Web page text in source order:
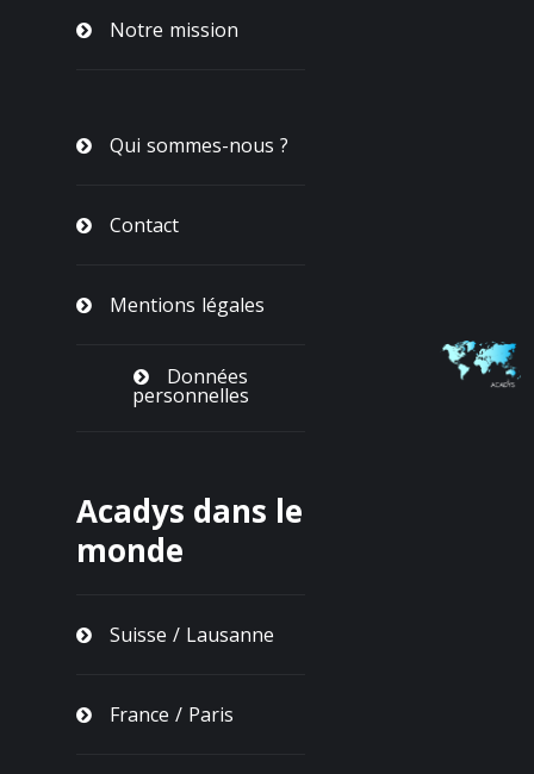
Notre mission
Qui sommes-nous ?
Contact
Mentions légales
Données
personnelles
Acadys dans le
monde
Suisse / Lausanne
France / Paris